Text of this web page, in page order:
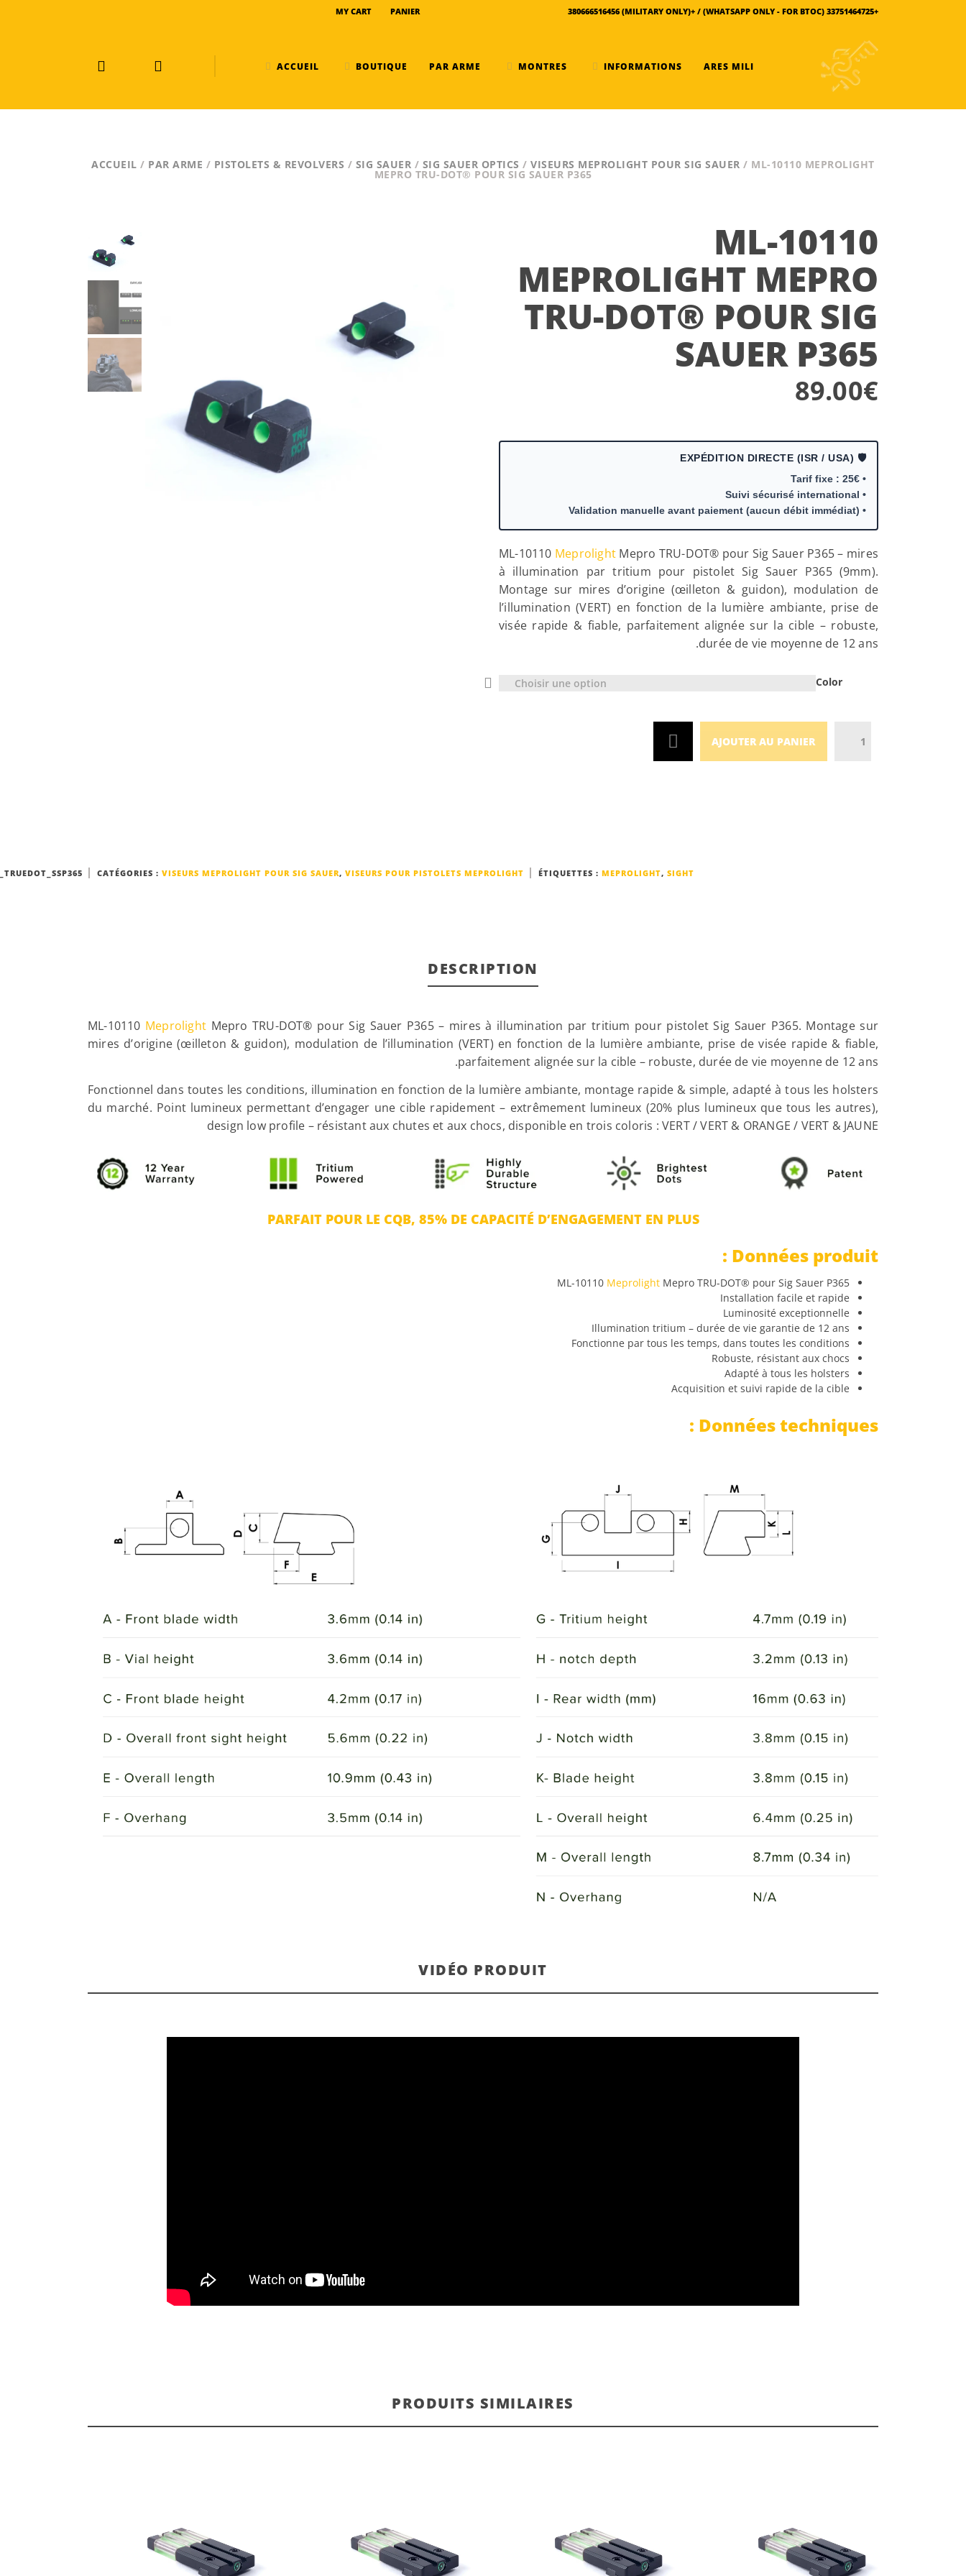
+33751464725 (WHATSAPP ONLY - FOR BTOC) / +380666516456 (MILITARY ONLY)
PANIER
ACCUEIL / PAR ARME / PISTOLETS & REVOLVERS / SIG SAUER / SIG SAUER OPTICS /VISEURS MEPROLIGHT POUR SIG SAUER / ML-10110 MEPROLIGHT
MEPRO TRU-DOT® POUR SIG SAUER P365
ML-10110
MEPROLIGHT MEPRO
TRU-DOT® POUR SIG
SAUER P365
89.00€
🛡️ EXPÉDITION DIRECTE (ISR / USA)
• Tarif fixe : 25€
• Suivi sécurisé international
• Validation manuelle avant paiement (aucun débit immédiat)
ML-10110 MeprolightMepro TRU-DOT® pour Sig Sauer P365 – mires
à illumination par tritium pour pistolet Sig Sauer P365 (9mm).
Montage sur mires d’origine (œilleton & guidon), modulation de
l’illumination (VERT) en fonction de la lumière ambiante, prise de
visée rapide & fiable, parfaitement alignée sur la cible – robuste,
durée de vie moyenne de 12 ans.
Color
Choisir une option
AJOUTER AU PANIER
CATÉGORIES : VISEURS MEPROLIGHT POUR SIG SAUER, VISEURS POUR PISTOLETS MEPROLIGHT ÉTIQUETTES : MEPROLIGHT, SIGHT
DESCRIPTION
ML-10110 Meprolight Mepro TRU-DOT® pour Sig Sauer P365 – mires à illumination par tritium pour pistolet Sig Sauer P365. Montage sur
mires d’origine (œilleton & guidon), modulation de l’illumination (VERT) en fonction de la lumière ambiante, prise de visée rapide & fiable,
parfaitement alignée sur la cible – robuste, durée de vie moyenne de 12 ans.
Fonctionnel dans toutes les conditions, illumination en fonction de la lumière ambiante, montage rapide & simple, adapté à tous les holsters
du marché. Point lumineux permettant d’engager une cible rapidement – extrêmement lumineux (20% plus lumineux que tous les autres),
design low profile – résistant aux chutes et aux chocs, disponible en trois coloris : VERT / VERT & ORANGE / VERT & JAUNE
PARFAIT POUR LE CQB, 85% DE CAPACITÉ D’ENGAGEMENT EN PLUS
Données produit :
ML-10110 Meprolight Mepro TRU-DOT® pour Sig Sauer P365
Installation facile et rapide
Luminosité exceptionnelle
Illumination tritium – durée de vie garantie de 12 ans
Fonctionne par tous les temps, dans toutes les conditions
Robuste, résistant aux chocs
Adapté à tous les holsters
Acquisition et suivi rapide de la cible
Données techniques :
VIDÉO PRODUIT
PRODUITS SIMILAIRES